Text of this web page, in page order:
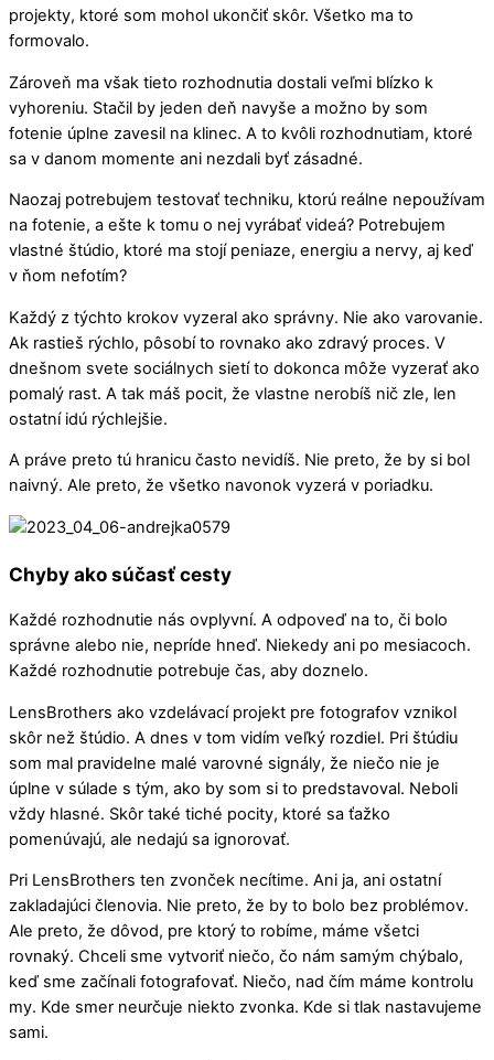
projekty, ktoré som mohol ukončiť skôr. Všetko ma to
formovalo.
Zároveň ma však tieto rozhodnutia dostali veľmi blízko k
vyhoreniu. Stačil by jeden deň navyše a možno by som
fotenie úplne zavesil na klinec. A to kvôli rozhodnutiam, ktoré
sa v danom momente ani nezdali byť zásadné.
Naozaj potrebujem testovať techniku, ktorú reálne nepoužívam
na fotenie, a ešte k tomu o nej vyrábať videá? Potrebujem
vlastné štúdio, ktoré ma stojí peniaze, energiu a nervy, aj keď
v ňom nefotím?
Každý z týchto krokov vyzeral ako správny. Nie ako varovanie.
Ak rastieš rýchlo, pôsobí to rovnako ako zdravý proces. V
dnešnom svete sociálnych sietí to dokonca môže vyzerať ako
pomalý rast. A tak máš pocit, že vlastne nerobíš nič zle, len
ostatní idú rýchlejšie.
A práve preto tú hranicu často nevidíš. Nie preto, že by si bol
naivný. Ale preto, že všetko navonok vyzerá v poriadku.
Chyby ako súčasť cesty
Každé rozhodnutie nás ovplyvní. A odpoveď na to, či bolo
správne alebo nie, nepríde hneď. Niekedy ani po mesiacoch.
Každé rozhodnutie potrebuje čas, aby doznelo.
LensBrothers ako vzdelávací projekt pre fotografov vznikol
skôr než štúdio. A dnes v tom vidím veľký rozdiel. Pri štúdiu
som mal pravidelne malé varovné signály, že niečo nie je
úplne v súlade s tým, ako by som si to predstavoval. Neboli
vždy hlasné. Skôr také tiché pocity, ktoré sa ťažko
pomenúvajú, ale nedajú sa ignorovať.
Pri LensBrothers ten zvonček necítime. Ani ja, ani ostatní
zakladajúci členovia. Nie preto, že by to bolo bez problémov.
Ale preto, že dôvod, pre ktorý to robíme, máme všetci
rovnaký. Chceli sme vytvoriť niečo, čo nám samým chýbalo,
keď sme začínali fotografovať. Niečo, nad čím máme kontrolu
my. Kde smer neurčuje niekto zvonka. Kde si tlak nastavujeme
sami.